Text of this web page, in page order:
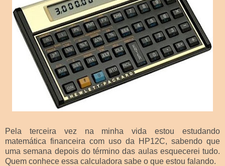
Pela terceira vez na minha vida estou estudando
matemática financeira com uso da HP12C, sabendo que
uma semana depois do término das aulas esquecerei tudo.
Quem conhece essa calculadora sabe o que estou falando.